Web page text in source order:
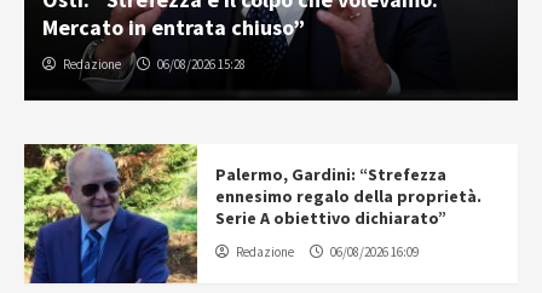
Mercato in entrata chiuso”
Redazione 06/08/2026 15:28
Palermo, Gardini: “Strefezza
ennesimo regalo della proprietà.
Serie A obiettivo dichiarato”
Redazione 06/08/2026 16:09